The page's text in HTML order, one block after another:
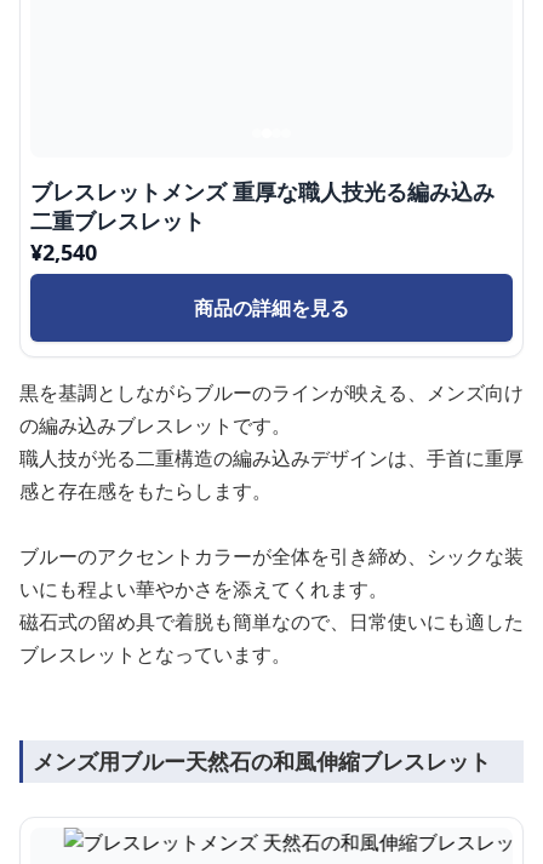
ブレスレットメンズ 重厚な職人技光る編み込み
二重ブレスレット
¥2,540
商品の詳細を見る
黒を基調としながらブルーのラインが映える、メンズ向け
の編み込みブレスレットです。
職人技が光る二重構造の編み込みデザインは、手首に重厚
感と存在感をもたらします。
ブルーのアクセントカラーが全体を引き締め、シックな装
いにも程よい華やかさを添えてくれます。
磁石式の留め具で着脱も簡単なので、日常使いにも適した
ブレスレットとなっています。
メンズ用ブルー天然石の和風伸縮ブレスレット